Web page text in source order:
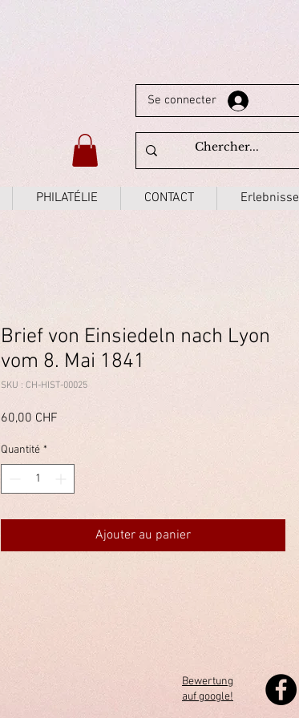
Se connecter
PHILATÉLIE CONTACT Erlebnisse
Brief von Einsiedeln nach Lyon
vom 8. Mai 1841
SKU : CH-HIST-00025
60,00 CHF
Quantité *
Ajouter au panier
Bewertung
auf google!